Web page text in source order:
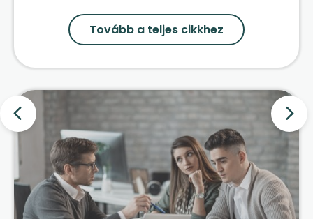
Tovább a teljes cikkhez